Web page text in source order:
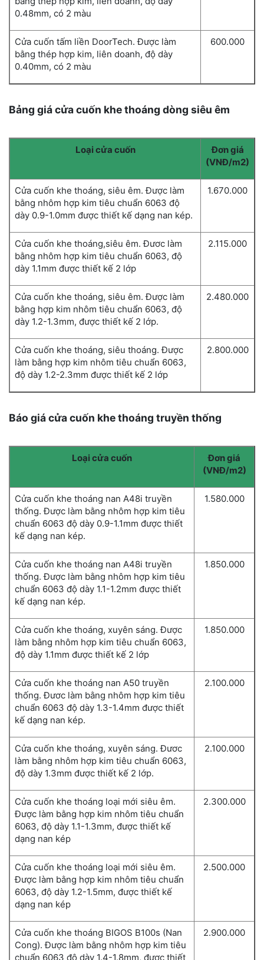
0.48mm, có 2 màu
Cửa cuốn tấm liền DoorTech. Được làm
bằng thép hợp kim, liên doanh, độ dày
0.40mm, có 2 màu
600.000
Bảng giá cửa cuốn khe thoáng dòng siêu êm
Loại cửa cuốn
Đơn giá
(VNĐ/m2)
Cửa cuốn khe thoáng, siêu êm. Được làm
bằng nhôm hợp kim tiêu chuẩn 6063 độ
dày 0.9-1.0mm được thiết kế dạng nan kép.
1.670.000
Cửa cuốn khe thoáng,siêu êm. Đươc làm
bằng nhôm hợp kim tiêu chuẩn 6063, độ
dày 1.1mm được thiết kế 2 lớp
2.115.000
Cửa cuốn khe thoáng, siêu êm. Được làm
bằng hợp kim nhôm tiêu chuẩn 6063, độ
dày 1.2-1.3mm, được thiết kế 2 lớp.
2.480.000
Cửa cuốn khe thoáng, siêu thoáng. Được
làm bằng hợp kim nhôm tiêu chuẩn 6063,
độ dày 1.2-2.3mm được thiết kế 2 lớp
2.800.000
Báo giá cửa cuốn khe thoáng truyền thống
Loại cửa cuốn
Đơn giá
(VNĐ/m2)
Cửa cuốn khe thoáng nan A48i truyền
thống. Được làm bằng nhôm hợp kim tiêu
chuẩn 6063 độ dày 0.9-1.1mm được thiết
kế dạng nan kép.
1.580.000
Cửa cuốn khe thoáng nan A48i truyền
thống. Được làm bằng nhôm hợp kim tiêu
chuẩn 6063 độ dày 1.1-1.2mm được thiết
kế dạng nan kép.
1.850.000
Cửa cuốn khe thoáng, xuyên sáng. Được
làm bằng nhôm hợp kim tiêu chuẩn 6063,
độ dày 1.1mm được thiết kế 2 lớp
1.850.000
Cửa cuốn khe thoáng nan A50 truyền
thống. Đươc làm bằng nhôm hợp kim tiêu
chuẩn 6063 độ dày 1.3-1.4mm được thiết
kế dạng nan kép.
2.100.000
Cửa cuốn khe thoáng, xuyên sáng. Đươc
làm bằng nhôm hợp kim tiêu chuẩn 6063,
độ dày 1.3mm được thiết kế 2 lớp.
2.100.000
Cửa cuốn khe thoáng loại mới siêu êm.
Được làm bằng hợp kim nhôm tiêu chuẩn
6063, độ dày 1.1-1.3mm, được thiết kế
dạng nan kép
2.300.000
Cửa cuốn khe thoáng loại mới siêu êm.
Được làm bằng hợp kim nhôm tiêu chuẩn
6063, độ dày 1.2-1.5mm, được thiết kế
dạng nan kép
2.500.000
Cửa cuốn khe thoáng BIGOS B100s (Nan
Cong). Được làm bằng nhôm hợp kim tiêu
chuẩn 6063 độ dày 1.4-1.8mm, được thiết
2.900.000